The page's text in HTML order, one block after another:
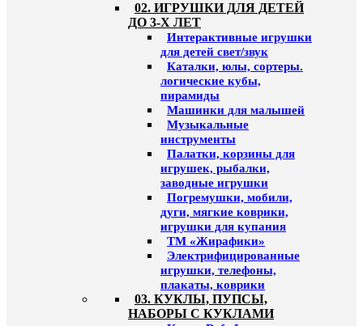
02. ИГРУШКИ ДЛЯ ДЕТЕЙ
ДО 3-Х ЛЕТ
Интерактивные игрушки
для детей свет/звук
Каталки, юлы, сортеры.
логические кубы,
пирамиды
Машинки для малышей
Музыкальные
инструменты
Палатки, корзины для
игрушек, рыбалки,
заводные игрушки
Погремушки, мобили,
дуги, мягкие коврики,
игрушки для купания
ТМ «Жирафики»
Электрифицированные
игрушки, телефоны,
плакаты, коврики
03. КУКЛЫ, ПУПСЫ,
НАБОРЫ С КУКЛАМИ